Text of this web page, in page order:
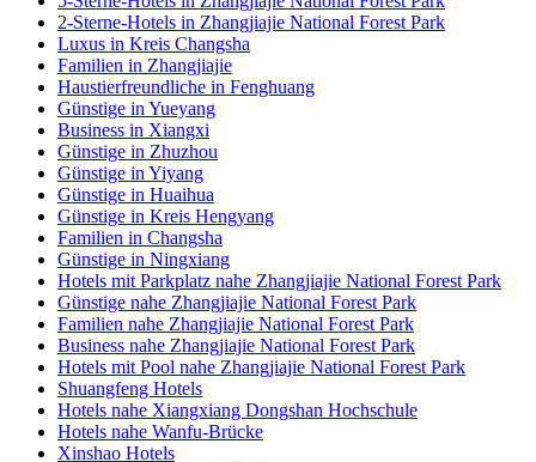
2-Sterne-Hotels in Zhangjiajie National Forest Park
Luxus in Kreis Changsha
Familien in Zhangjiajie
Haustierfreundliche in Fenghuang
Günstige in Yueyang
Business in Xiangxi
Günstige in Zhuzhou
Günstige in Yiyang
Günstige in Huaihua
Günstige in Kreis Hengyang
Familien in Changsha
Günstige in Ningxiang
Hotels mit Parkplatz nahe Zhangjiajie National Forest Park
Günstige nahe Zhangjiajie National Forest Park
Familien nahe Zhangjiajie National Forest Park
Business nahe Zhangjiajie National Forest Park
Hotels mit Pool nahe Zhangjiajie National Forest Park
Shuangfeng Hotels
Hotels nahe Xiangxiang Dongshan Hochschule
Hotels nahe Wanfu-Brücke
Xinshao Hotels